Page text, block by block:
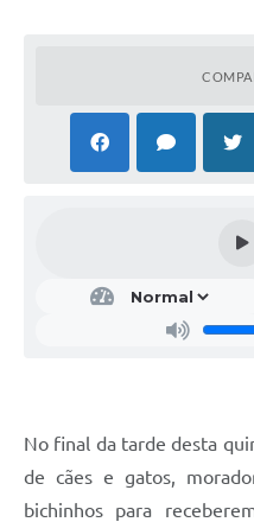
No final da tarde desta
de cães e gatos,
bichinhos para